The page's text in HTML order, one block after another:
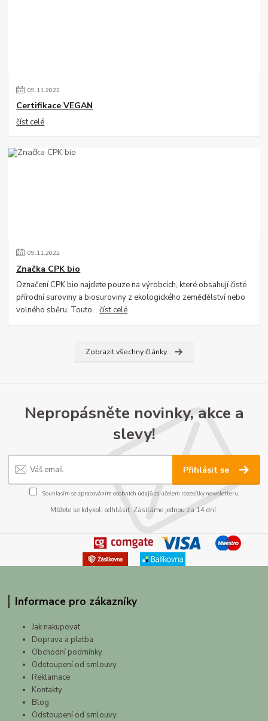
09.11.2022
Certifikace VEGAN
číst celé
09.11.2022
Značka CPK bio
Označení CPK bio najdete pouze na výrobcích, které obsahují čisté
přírodní suroviny a biosuroviny z ekologického zemědělství nebo
volného sběru. Touto...číst celé
Zobrazit všechny články
Nepropásněte novinky, akce a
slevy!
Přihlásit se
Souhlasím se zpracováním osobních údajůza účelem rozesílky newsletteru.
Můžete se kdykoli odhlásit. Zasíláme jednou za 14 dní.
Informace pro zákazníky
Jak nakupovat
Doprava a platba
Obchodní podmínky
Odstoupení od smlouvy
Reklamace
Kontakty
Blog
Odstoupení od smlouvy